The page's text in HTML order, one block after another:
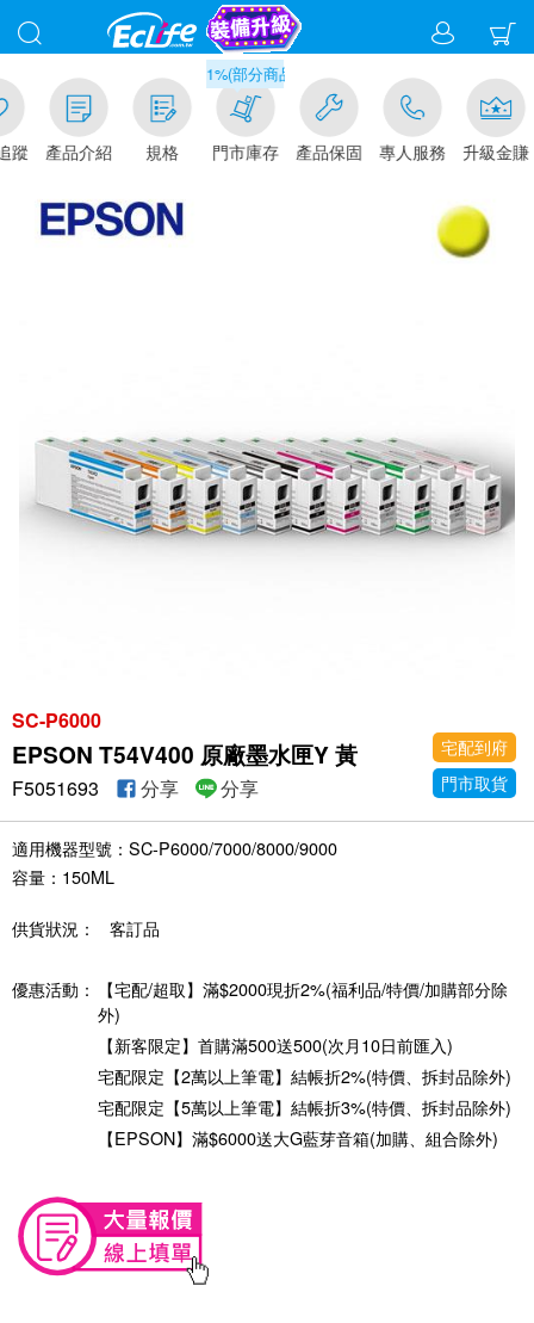
蹤 產品介紹 規格
滿千元門市取貨現折1%(部分商品不適用)-請點我看
門市庫存 產品保固 專人服務 升級金賺
SC-P6000
EPSON T54V400 原廠墨水匣Y 黃
宅配到府
門市取貨
F5051693 分享 分享
適用機器型號：SC-P6000/7000/8000/9000
容量：150ML
供貨狀況： 客訂品
優惠活動：
【宅配/超取】滿$2000現折2%(福利品/特價/加購部分除
外)
【新客限定】首購滿500送500(次月10日前匯入)
宅配限定【2萬以上筆電】結帳折2%(特價、拆封品除外)
宅配限定【5萬以上筆電】結帳折3%(特價、拆封品除外)
【EPSON】滿$6000送大G藍芽音箱(加購、組合除外)